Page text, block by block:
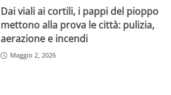
Dai viali ai cortili, i pappi del pioppo
mettono alla prova le città: pulizia,
aerazione e incendi
Maggio 2, 2026